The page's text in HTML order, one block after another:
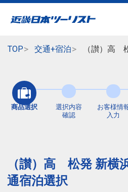
TOP 交通+宿泊 （讃）高
商品選択
選択内容
確認
お客様情
入力
（讃）高 松発 新横
通宿泊選択